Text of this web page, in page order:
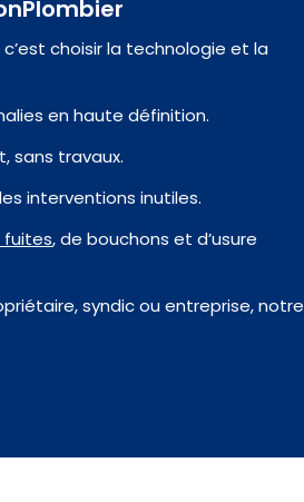
choisir la technologie et la
en haute définition.
sans travaux.
interventions inutiles.
fuites, de bouchons et d’usure
syndic ou entreprise, notre